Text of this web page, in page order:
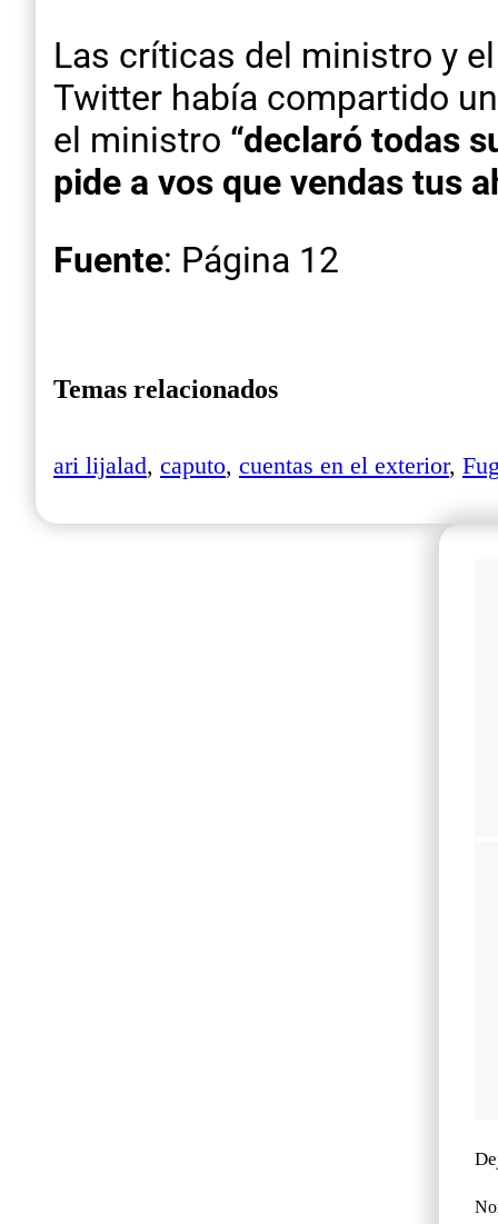
Las críticas del ministro y
Twitter había compartido
el ministro “declaró todas
pide a vos que vendas tus
Fuente: Página 12
Temas relacionados
ari lijalad, caputo, cuentas en el exterior,